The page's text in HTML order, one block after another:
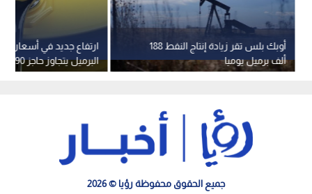
ارتفاع جديد في أسعار
البرميل يتجاوز حاجز 90 دولارا
أوبك بلس تقر زيادة إنتاج النفط 188
ألف برميل يوميا
جميع الحقوق محفوظة رؤيا © 2026